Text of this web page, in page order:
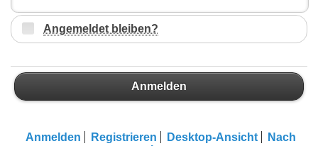
Angemeldet bleiben?
Anmelden
Anmelden Registrieren Desktop-Ansicht
Nach